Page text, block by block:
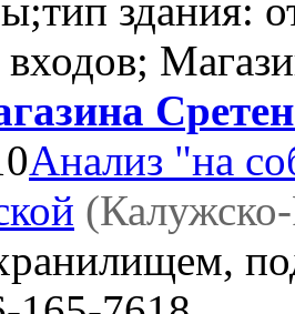
здания:
входов;
Анализ "на